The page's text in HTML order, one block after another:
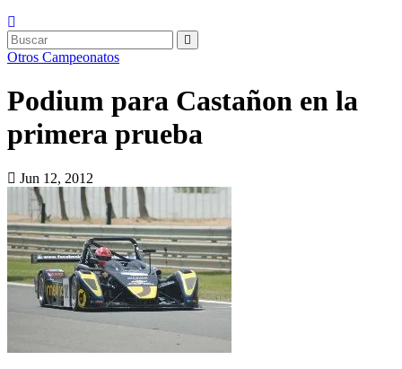
Otros Campeonatos
Podium para Castañon en la
primera prueba
Jun 12, 2012